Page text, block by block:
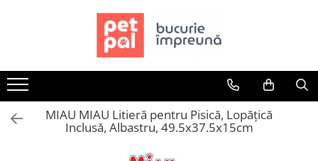
Câini
Hrană Uscată Câini
Câine JuniorMIAU MIAU Litieră pentru Pisică, Lopățică
Inclusă, Albastru, 49.5x37.5x15cm